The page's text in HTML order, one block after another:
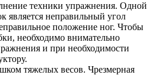
техники упражнения. Одной
является неправильный угол
положение ног. Чтобы
необходимо внимательно
и при необходимости
тяжелых весов. Чрезмерная